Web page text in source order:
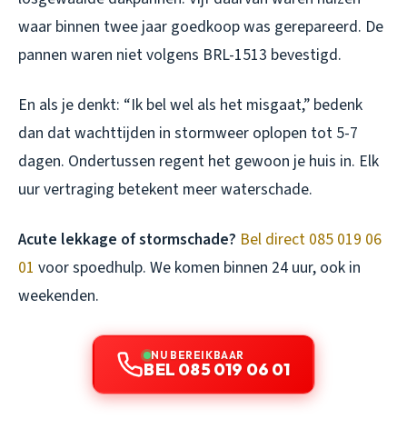
waar binnen twee jaar goedkoop was gerepareerd. De
pannen waren niet volgens BRL-1513 bevestigd.
En als je denkt: “Ik bel wel als het misgaat,” bedenk
dan dat wachttijden in stormweer oplopen tot 5-7
dagen. Ondertussen regent het gewoon je huis in. Elk
uur vertraging betekent meer waterschade.
Acute lekkage of stormschade? Bel direct 085 019 06
01 voor spoedhulp. We komen binnen 24 uur, ook in
weekenden.
NU BEREIKBAAR
BEL 085 019 06 01